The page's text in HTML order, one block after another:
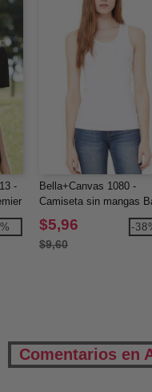
-
Bella+Canvas 1080 -
Camiseta sin mangas
Rib
$5,96
$9,60
-
Comentarios en